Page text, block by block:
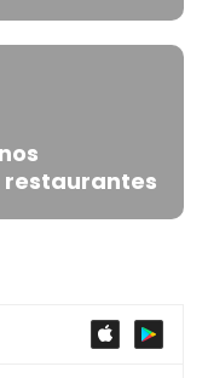
restaurantes